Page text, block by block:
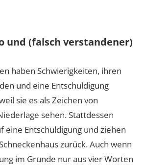
und (falsch verstandener)
haben Schwierigkeiten, ihren
und eine Entschuldigung
sie es als Zeichen von
sehen. Stattdessen
eine Entschuldigung und ziehen
zurück. Auch wenn
im Grunde nur aus vier Worten